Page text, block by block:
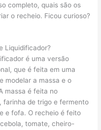
completo, quais são os
o recheio. Ficou curioso?
Liquidificador?
é uma versão
que é feita em uma
modelar a massa e o
massa é feita no
farinha de trigo e fermento
e fofa. O recheio é feito
tomate, cheiro-